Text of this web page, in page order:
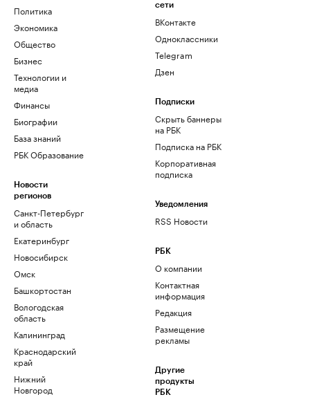
Политика
Экономика
Общество
Бизнес
Технологии и
медиа
Финансы
Биографии
База знаний
РБК Образование
Новости
регионов
Санкт-Петербург
и область
Екатеринбург
Новосибирск
Омск
Башкортостан
Вологодская
область
Калининград
Краснодарский
край
Нижний
Новгород
сети
ВКонтакте
Одноклассники
Telegram
Дзен
Подписки
Скрыть баннеры
на РБК
Подписка на РБК
Корпоративная
подписка
Уведомления
RSS Новости
РБК
О компании
Контактная
информация
Редакция
Размещение
рекламы
Другие
продукты
РБК